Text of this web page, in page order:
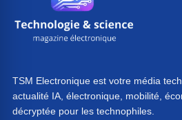
TSM Electronique est votre média
actualité IA, électronique, mobilité,
décryptée pour les technophiles.